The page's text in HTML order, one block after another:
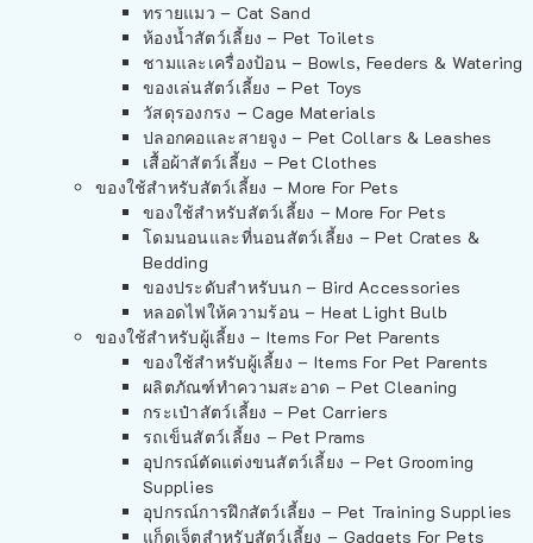
ทรายแมว – Cat Sand
ห้องน้ำสัตว์เลี้ยง – Pet Toilets
ชามและเครื่องป้อน – Bowls, Feeders & Watering
ของเล่นสัตว์เลี้ยง – Pet Toys
วัสดุรองกรง – Cage Materials
ปลอกคอและสายจูง – Pet Collars & Leashes
เสื้อผ้าสัตว์เลี้ยง – Pet Clothes
ของใช้สำหรับสัตว์เลี้ยง – More For Pets
ของใช้สำหรับสัตว์เลี้ยง – More For Pets
โดมนอนและที่นอนสัตว์เลี้ยง – Pet Crates &
Bedding
ของประดับสำหรับนก – Bird Accessories
หลอดไฟให้ความร้อน – Heat Light Bulb
ของใช้สำหรับผู้เลี้ยง – Items For Pet Parents
ของใช้สำหรับผู้เลี้ยง – Items For Pet Parents
ผลิตภัณฑ์ทำความสะอาด – Pet Cleaning
กระเป๋าสัตว์เลี้ยง – Pet Carriers
รถเข็นสัตว์เลี้ยง – Pet Prams
อุปกรณ์ตัดแต่งขนสัตว์เลี้ยง – Pet Grooming
Supplies
อุปกรณ์การฝึกสัตว์เลี้ยง – Pet Training Supplies
แก็ดเจ็ตสำหรับสัตว์เลี้ยง – Gadgets For Pets